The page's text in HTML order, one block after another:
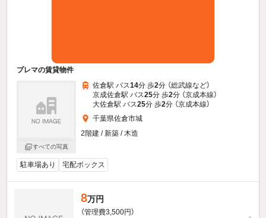
プレマの賃貸物件
すべての写真
佐倉駅 バス14分 歩2分 （総武線など）
京成佐倉駅 バス25分 歩2分 （京成本線）
大佐倉駅 バス25分 歩2分 （京成本線）
千葉県佐倉市城
2階建 / 新築 / 木造
駐車場あり 宅配ボックス
8万円
（管理費3,500円）